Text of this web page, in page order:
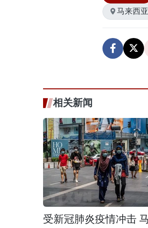
马来西亚
相关新闻
受新冠肺炎疫情冲击